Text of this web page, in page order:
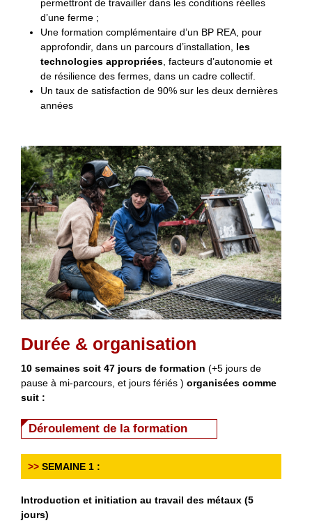
permettront de travailler dans les conditions réelles
d’une ferme ;
Une formation complémentaire d’un BP REA, pour
approfondir, dans un parcours d’installation, les
technologies appropriées, facteurs d’autonomie et
de résilience des fermes, dans un cadre collectif.
Un taux de satisfaction de 90% sur les deux dernières
années
Durée & organisation
10 semaines soit 47 jours de formation (+5 jours de
pause à mi-parcours, et jours fériés ) organisées comme
suit :
Déroulement de la formation
>> SEMAINE 1 :
Introduction et initiation au travail des métaux (5
jours)